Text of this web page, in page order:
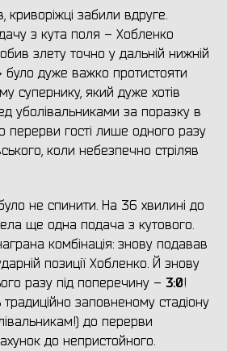
криворіжці забили вдруге.
з кута поля – Хобленко
злету точно у дальній нижній
було дуже важко протистояти
супернику, який дуже хотів
уболівальниками за поразку в
перерви гості лише одного разу
коли небезпечно стріляв
не спинити. На 36 хвилині до
ще одна подача з кутового.
комбінація: знову подавав
позиції Хобленко. Й знову
разу під поперечину – 3:0!
заповненому стадіону
до перерви
до непристойного.